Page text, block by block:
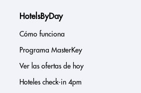
HotelsByDay
Cómo funciona
Programa MasterKey
Ver las ofertas de hoy
Hoteles check-in 4pm